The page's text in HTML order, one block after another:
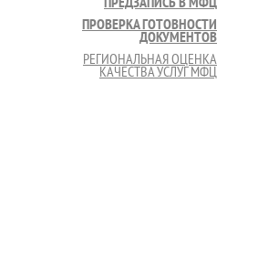
ПРОВЕРКА ГОТОВНОСТИ
ДОКУМЕНТОВ
РЕГИОНАЛЬНАЯ ОЦЕНКА
КАЧЕСТВА УСЛУГ МФЦ